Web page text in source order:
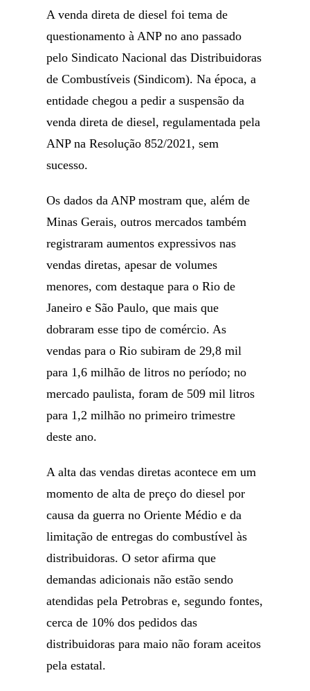
A venda direta de diesel foi tema de
questionamento à ANP no ano passado
pelo Sindicato Nacional das Distribuidoras
de Combustíveis (Sindicom). Na época, a
entidade chegou a pedir a suspensão da
venda direta de diesel, regulamentada pela
ANP na Resolução 852/2021, sem
sucesso.
Os dados da ANP mostram que, além de
Minas Gerais, outros mercados também
registraram aumentos expressivos nas
vendas diretas, apesar de volumes
menores, com destaque para o Rio de
Janeiro e São Paulo, que mais que
dobraram esse tipo de comércio. As
vendas para o Rio subiram de 29,8 mil
para 1,6 milhão de litros no período; no
mercado paulista, foram de 509 mil litros
para 1,2 milhão no primeiro trimestre
deste ano.
A alta das vendas diretas acontece em um
momento de alta de preço do diesel por
causa da guerra no Oriente Médio e da
limitação de entregas do combustível às
distribuidoras. O setor afirma que
demandas adicionais não estão sendo
atendidas pela Petrobras e, segundo fontes,
cerca de 10% dos pedidos das
distribuidoras para maio não foram aceitos
pela estatal.